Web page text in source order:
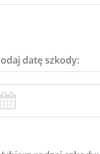
datę szkody: